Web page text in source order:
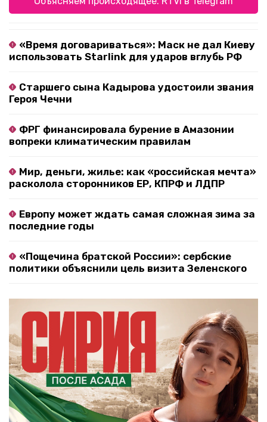
«Время договариваться»: Маск не дал Киеву
использовать Starlink для ударов вглубь РФ
Старшего сына Кадырова удостоили звания
Героя Чечни
ФРГ финансировала бурение в Амазонии
вопреки климатическим правилам
Мир, деньги, жилье: как «российская мечта»
расколола сторонников ЕР, КПРФ и ЛДПР
Европу может ждать самая сложная зима за
последние годы
«Пощечина братской России»: сербские
политики объяснили цель визита Зеленского